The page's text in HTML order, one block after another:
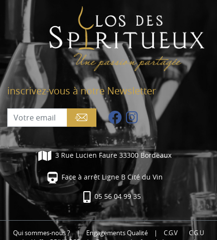
inscrivez-vous à notre Newsletter
3 Rue Lucien Faure 33300 Bordeaux
Face à arrêt Ligne B Cité du Vin
05 56 04 99 35
Qui sommes-nous ? | Engagements Qualité | C.G.V
C.G.U